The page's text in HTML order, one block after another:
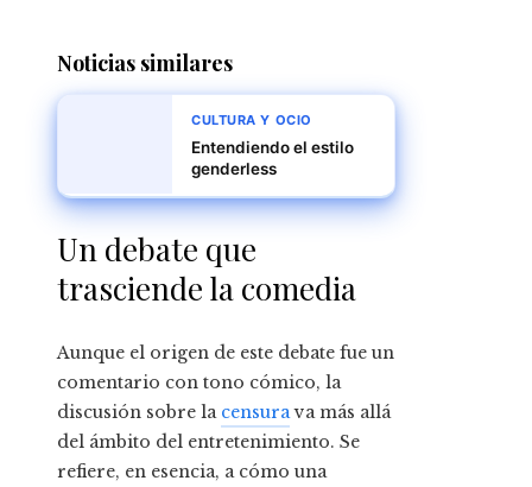
Noticias similares
CULTURA Y OCIO
Entendiendo el estilo
genderless
Un debate que
trasciende la comedia
Aunque el origen de este debate fue un
comentario con tono cómico, la
discusión sobre la censurava más allá
del ámbito del entretenimiento. Se
refiere, en esencia, a cómo una